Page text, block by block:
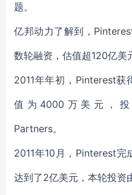
题。
亿邦动力了解到，
数轮融资，估值超120亿美
2011年年初，Pinterest获
值为4000万美元，投
Partners。
2011年10月，Pinterest
达到了2亿美元，本轮投资